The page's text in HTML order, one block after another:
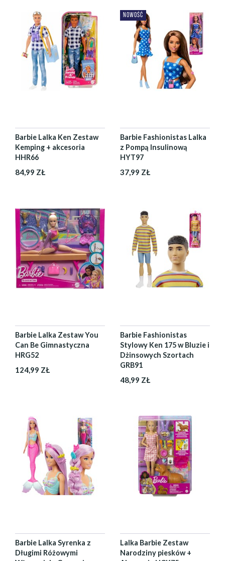
Barbie Lalka Ken Zestaw
Kemping + akcesoria
HHR66
84,99 ZŁ
NOWOŚĆ
Barbie Fashionistas Lalka
z Pompą Insulinową
HYT97
37,99 ZŁ
Barbie Lalka Zestaw You
Can Be Gimnastyczna
HRG52
124,99 ZŁ
Barbie Fashionistas
Stylowy Ken 175 w Bluzie i
Dżinsowych Szortach
GRB91
48,99 ZŁ
Barbie Lalka Syrenka z
Długimi Różowymi
Lalka Barbie Zestaw
Narodziny piesków +